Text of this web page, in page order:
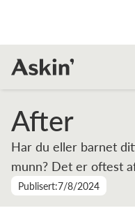
Leksikon
After
Har du eller barnet
munn? Det er oftest
Publisert:7/8/2024